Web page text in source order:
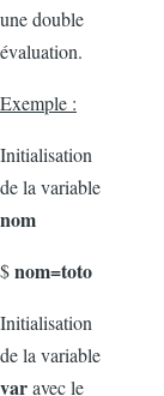
une double
évaluation.
Exemple :
Initialisation
de la variable
nom
$nom=toto
Initialisation
de la variable
varavec le